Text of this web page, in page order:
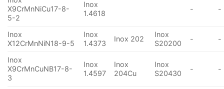
X9CrMnNiCu17-8-
5-2
Inox
1.4618
- -
Inox
X12CrMnNiN18-9-5
Inox
1.4373
Inox 202
Inox
S20200
- -
Inox
X9CrMnCuNB17-8-
3
Inox
1.4597
Inox
204Cu
Inox
S20430
- -